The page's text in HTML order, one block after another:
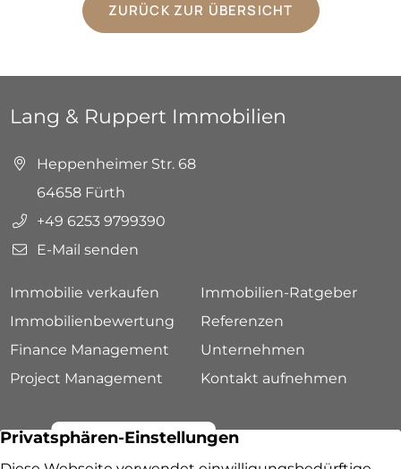
ZURÜCK ZUR ÜBERSICHT
Lang & Ruppert Immobilien
Heppenheimer Str. 68
64658 Fürth
+49 6253 9799390
E-Mail senden
Immobilie verkaufen
Immobilien-Ratgeber
Immobilienbewertung
Referenzen
Finance Management
Unternehmen
Project Management
Kontakt aufnehmen